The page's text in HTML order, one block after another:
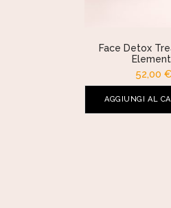
Face Detox
52,00 €
AGGIUNGI AL